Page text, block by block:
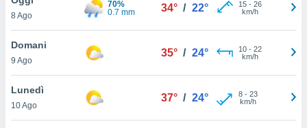
è
al sito
di
ci
di
8 Ago
70%
0.7 mm
34° / 22° 15- 26
km/h
Domani
9 Ago
35° / 24° 10- 22
km/h
Lunedì
10 Ago
37° / 24° 8- 23
km/h